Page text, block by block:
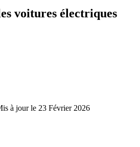
voitures électriques
à jour le 23 Février 2026